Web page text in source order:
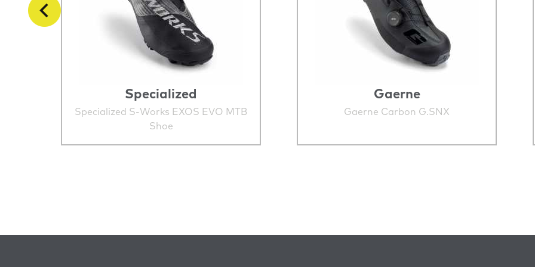
Specialized
Specialized S-Works EXOS EVO MTB
Shoe
Gaerne
Gaerne Carbon G.SNX